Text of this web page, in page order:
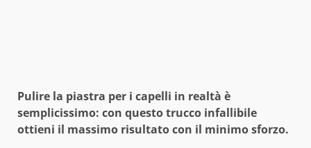
Pulire la piastra per i capelli in realtà è
semplicissimo: con questo trucco infallibile
ottieni il massimo risultato con il minimo sforzo.